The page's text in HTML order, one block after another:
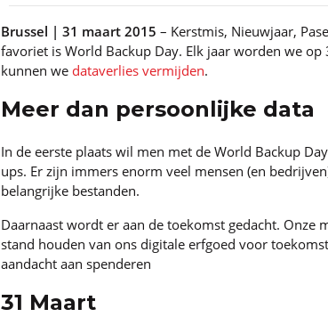
Brussel | 31 maart 2015 – Kerstmis, Nieuwjaar,
favoriet is World Backup Day. Elk jaar worden we
kunnen we dataverlies vermijden.
Meer dan persoonlijke data
In de eerste plaats wil men met de World Backup
ups. Er zijn immers enorm veel mensen (en
belangrijke bestanden.
Daarnaast wordt er aan de toekomst gedacht.
stand houden van ons digitale erfgoed voor
aandacht aan spenderen
31 Maart